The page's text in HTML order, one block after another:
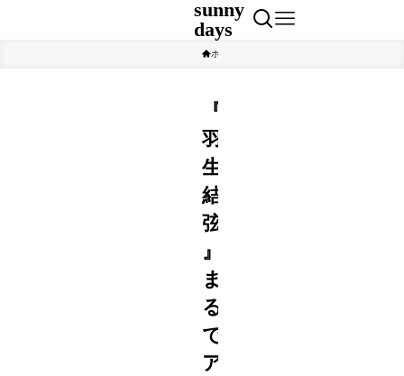
sunny
days
ホーム
『
羽
生
結
弦
』
ま
る
で
ア